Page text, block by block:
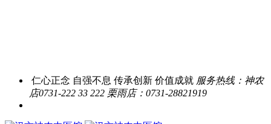
仁心正念 自强不息 传承创新 价值成就 服务热线：神农
店0731-222 33 222 栗雨店：0731-28821919